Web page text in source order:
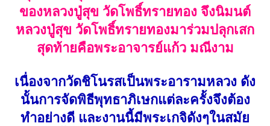
พราย กันคุณไสย คุณผีคุณคน มนต์ดำ
อำนาจมืด ป้องกันอำนาจลึกลับได้ อีกทั้ง
มนต์พระกาฬสะท้อนกลับสิ่งไม่ดีทั้งหลาย
***
องค์นี้สภาพสวยมากๆค่ะ เนื้อดินแดง
ยุคต้น เนื้อหาเก่าถึงยุค หายากและนิยม
มากค่ะ
ของหลวงปู่สุข วัดโพธิ์ทรายทอง จึงนิมนต์
หลวงปู่สุข วัดโพธิ์ทรายทองมาร่วมปลุกเสก
สุดท้ายคือพระอาจารย์แก้ว มณีงาม
เนื่องจากวัดชิโนรสเป็นพระอารามหลวง ดัง
นั้นการจัดพิธีพุทธาภิเษกแต่ละครั้งจึงต้อง
ทำอย่างดี และงานนี้มีพระเกจิดังๆในสมัย